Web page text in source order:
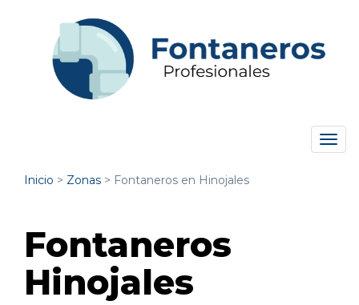
Inicio > Zonas > Fontaneros en Hinojales
Fontaneros
Hinojales